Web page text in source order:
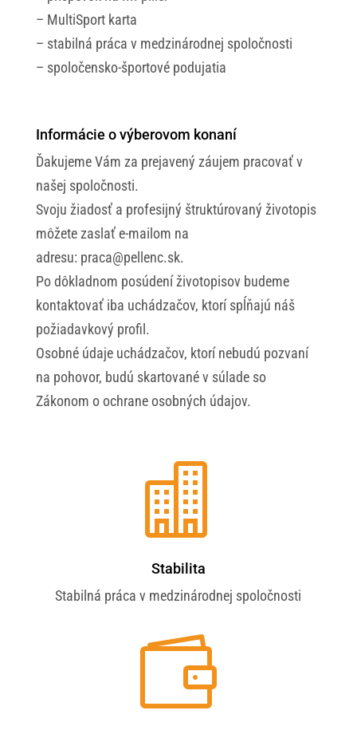
– MultiSport karta
– stabilná práca v medzinárodnej spoločnosti
– spoločensko-športové podujatia
Informácie o výberovom konaní
Ďakujeme Vám za prejavený záujem pracovať v
našej spoločnosti.
Svoju žiadosť a profesijný štruktúrovaný životopis
môžete zaslať e-mailom na
adresu: praca@pellenc.sk.
Po dôkladnom posúdení životopisov budeme
kontaktovať iba uchádzačov, ktorí spĺňajú náš
požiadavkový profil.
Osobné údaje uchádzačov, ktorí nebudú pozvaní
na pohovor, budú skartované v súlade so
Zákonom o ochrane osobných údajov.

Stabilita
Stabilná práca v medzinárodnej spoločnosti
